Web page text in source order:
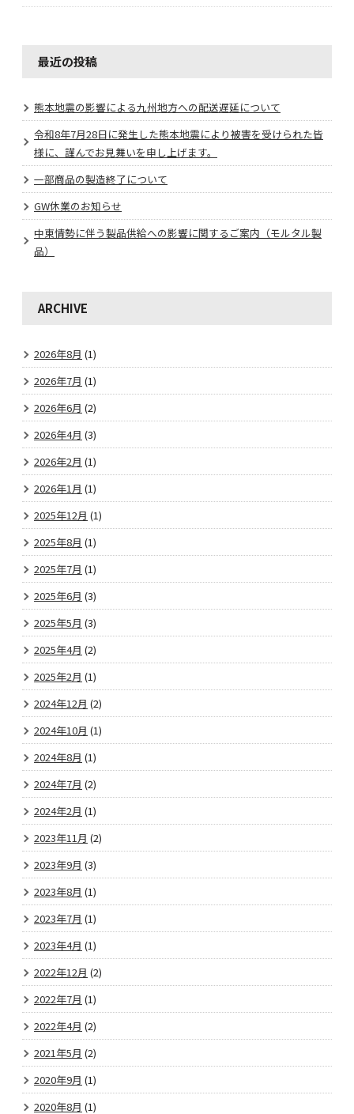
最近の投稿
熊本地震の影響による九州地方への配送遅延について
令和8年7月28日に発生した熊本地震により被害を受けられた皆
様に、謹んでお見舞いを申し上げます。
一部商品の製造終了について
GW休業のお知らせ
中東情勢に伴う製品供給への影響に関するご案内（モルタル製
品）
ARCHIVE
2026年8月 (1)
2026年7月 (1)
2026年6月 (2)
2026年4月 (3)
2026年2月 (1)
2026年1月 (1)
2025年12月 (1)
2025年8月 (1)
2025年7月 (1)
2025年6月 (3)
2025年5月 (3)
2025年4月 (2)
2025年2月 (1)
2024年12月 (2)
2024年10月 (1)
2024年8月 (1)
2024年7月 (2)
2024年2月 (1)
2023年11月 (2)
2023年9月 (3)
2023年8月 (1)
2023年7月 (1)
2023年4月 (1)
2022年12月 (2)
2022年7月 (1)
2022年4月 (2)
2021年5月 (2)
2020年9月 (1)
2020年8月 (1)